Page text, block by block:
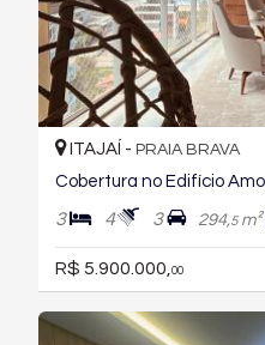
ITAJAÍ - PRAIA BRAVA
3 4 3 294,5m²
R$ 5.900.000,00